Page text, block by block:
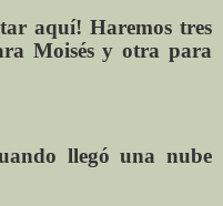
aquí! Haremos tres
Moisés y otra para
llegó una nube